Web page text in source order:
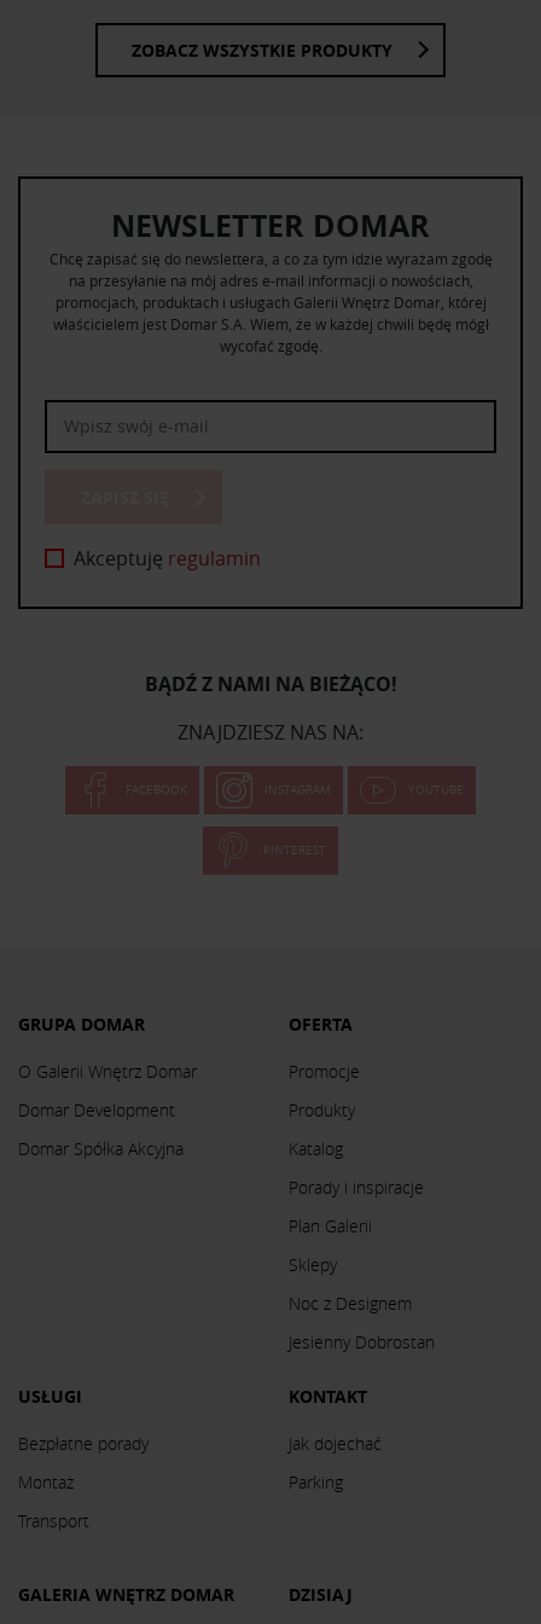
ZOBACZ WSZYSTKIE PRODUKTY
NEWSLETTER DOMAR
Chcę zapisać się do newslettera, a co za tym idzie wyrażam zgodę
na przesyłanie na mój adres e-mail informacji o nowościach,
promocjach, produktach i usługach Galerii Wnętrz Domar, której
właścicielem jest Domar S.A. Wiem, że w każdej chwili będę mógł
wycofać zgodę.
Akceptuję regulamin
BĄDŹ Z NAMI NA BIEŻĄCO!
ZNAJDZIESZ NAS NA:
FACEBOOK INSTAGRAM YOUTUBE
PINTEREST
GRUPA DOMAR
O Galerii Wnętrz Domar
Domar Development
Domar Spółka Akcyjna
OFERTA
Promocje
Produkty
Katalog
Porady i inspiracje
Plan Galerii
Sklepy
Noc z Designem
Jesienny Dobrostan
USŁUGI
Bezpłatne porady
Montaż
Transport
KONTAKT
Jak dojechać
Parking
GALERIA WNĘTRZ DOMAR DZISIAJ